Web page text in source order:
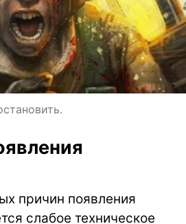
причин появления
слабое техническое